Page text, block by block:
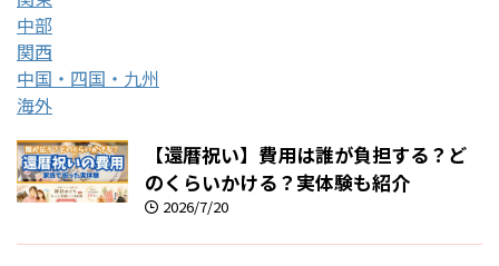
中部
関西
中国・四国・九州
海外
【還暦祝い】費用は誰が負担する？ど
のくらいかける？実体験も紹介
2026/7/20